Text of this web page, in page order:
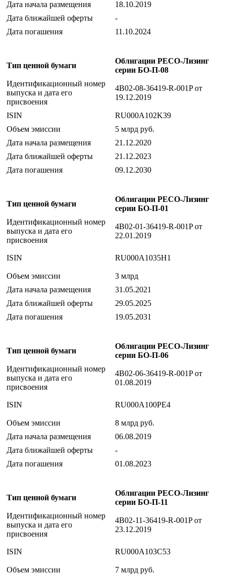
Дата начала размещения
18.10.2019
Дата ближайшей оферты
-
Дата погашения
11.10.2024
Тип ценной бумаги
Облигации РЕСО-Лизинг
серии БО-П-08
Идентификационный номер
выпуска и дата его
присвоения
4B02-08-36419-R-001P от
19.12.2019
ISIN
RU000A102K39
Объем эмиссии
5 млрд руб.
Дата начала размещения
21.12.2020
Дата ближайшей оферты
21.12.2023
Дата погашения
09.12.2030
Тип ценной бумаги
Облигации РЕСО-Лизинг
серии БО-П-01
Идентификационный номер
выпуска и дата его
присвоения
4B02-01-36419-R-001P от
22.01.2019
ISIN RU000A1035H1
Объем эмиссии
3 млрд
Дата начала размещения
31.05.2021
Дата ближайшей оферты
29.05.2025
Дата погашения
19.05.2031
Тип ценной бумаги
Облигации РЕСО-Лизинг
серии БО-П-06
Идентификационный номер
выпуска и дата его
присвоения
4B02-06-36419-R-001P от
01.08.2019
ISIN RU000A100PE4
Объем эмиссии
8 млрд руб.
Дата начала размещения
06.08.2019
Дата ближайшей оферты
-
Дата погашения
01.08.2023
Тип ценной бумаги
Облигации РЕСО-Лизинг
серии БО-П-11
Идентификационный номер
выпуска и дата его
присвоения
4B02-11-36419-R-001P от
23.12.2019
ISIN RU000A103C53
Объем эмиссии
7 млрд руб.